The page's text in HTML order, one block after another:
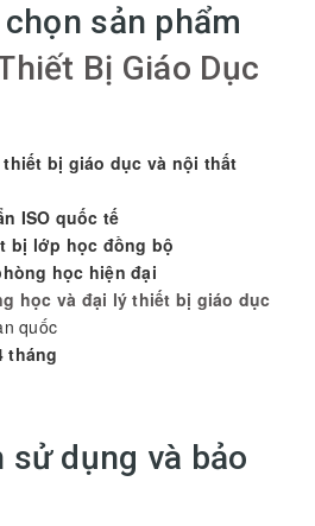
sản phẩm
Bị Giáo Dục
thiết bị giáo dục và nội thất
ISO quốc tế
bị lớp học đồng bộ
học hiện đại
học và đại lý thiết bị giáo dục
quốc
tháng
sử dụng và bảo